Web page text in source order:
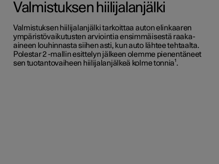
Valmistuksen hiilijalanjälki
Valmistuksen hiilijalanjälki tarkoittaa auton elinkaaren
ympäristövaikutusten arviointia ensimmäisestä raaka-
aineen louhinnasta siihen asti, kun auto lähtee tehtaalta.
Polestar 2 -mallin esittelyn jälkeen olemme pienentäneet
sen tuotantovaiheen hiilijalanjälkeä kolme tonnia¹.